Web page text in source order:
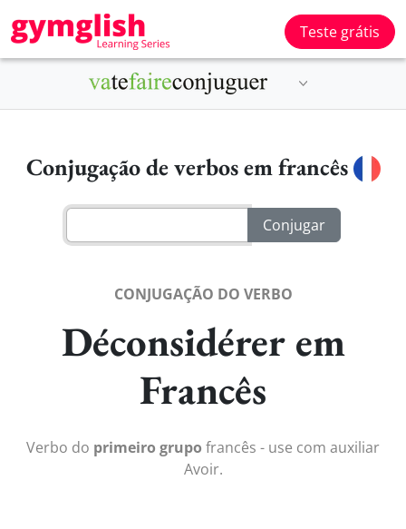
Teste grátis
Conjugação de verbos em francês
CONJUGAÇÃO DO VERBO
Déconsidérer em
Francês
Verbo do primeiro grupo francês - use com auxiliar
Avoir.